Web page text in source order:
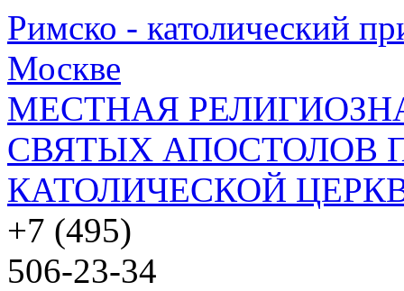
Римско - католический
Москве
МЕСТНАЯ
СВЯТЫХ АПОСТОЛОВ
КАТОЛИЧЕСКОЙ
+7 (495)
506-23-34